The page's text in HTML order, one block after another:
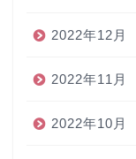
2022年12月
2022年11月
2022年10月